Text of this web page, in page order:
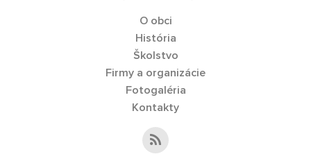
O obci
História
Školstvo
Firmy a organizácie
Fotogaléria
Kontakty